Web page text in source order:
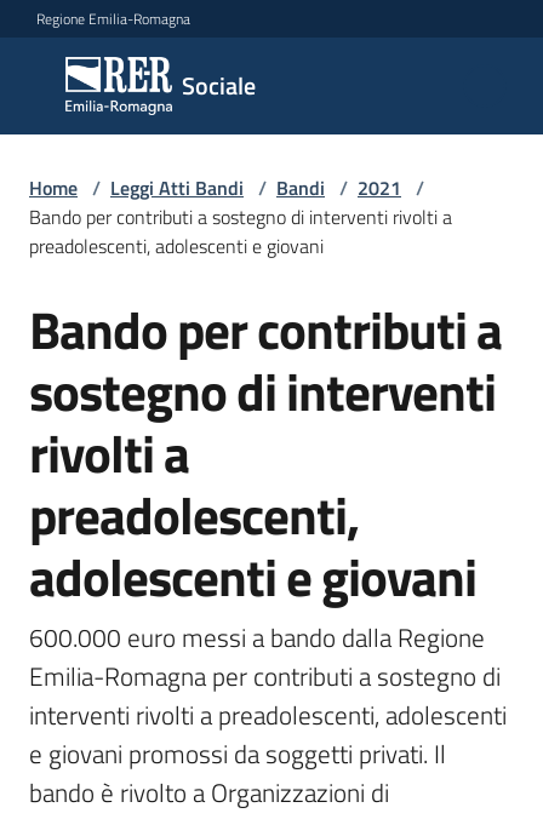
Vai al contenuto
Vai alla navigazione
Vai al footer
Regione Emilia-Romagna
Sociale
Sociale
Argomenti
Servizi
Leggi
Atti
Bandi
Menu selezionato
Piani
Programmi
Progetti
Seguici
su
Home / Leggi Atti Bandi / Bandi / 2021 /
Bando per contributi a sostegno di interventi rivolti a
preadolescenti, adolescenti e giovani
Salta al contenuto
Bando per contributi a
sostegno di interventi
rivolti a
preadolescenti,
adolescenti e giovani
600.000 euro messi a bando dalla Regione
Emilia-Romagna per contributi a sostegno di
interventi rivolti a preadolescenti, adolescenti
e giovani promossi da soggetti privati. Il
bando è rivolto a Organizzazioni di